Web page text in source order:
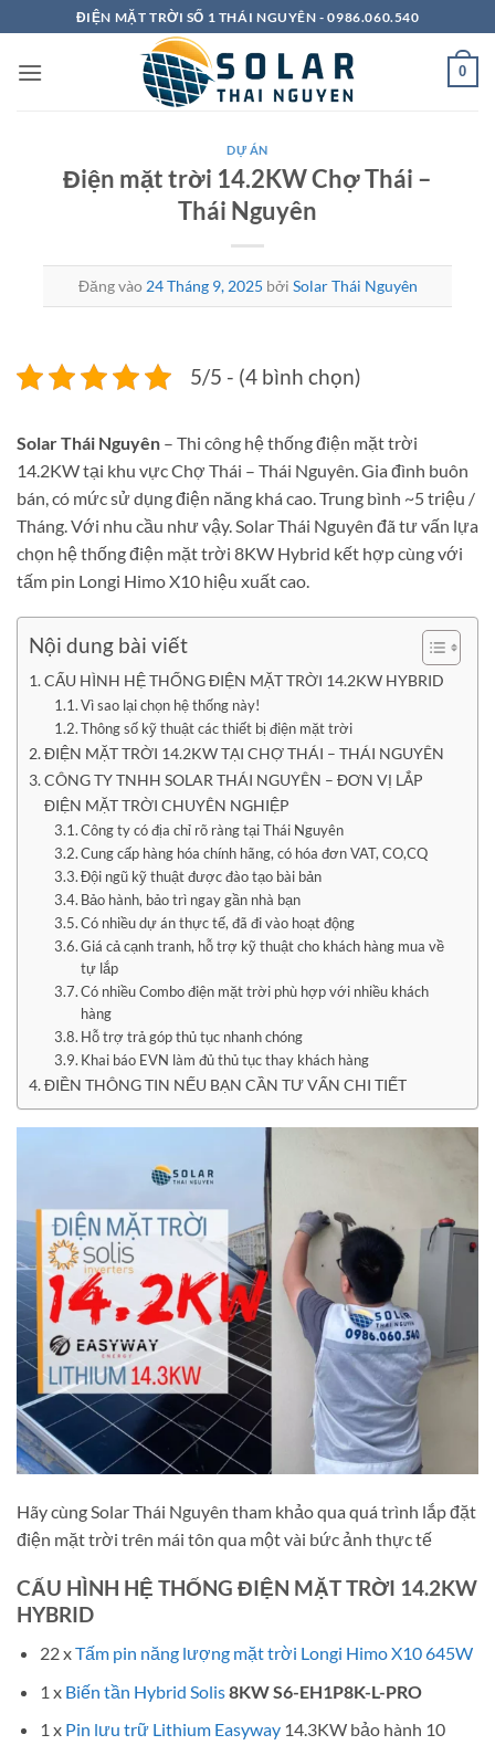
qua
nội
ĐIỆN MẶT TRỜI SỐ 1 THÁI NGUYÊN - 0986.060.540
0
DỰ ÁN
Điện mặt trời 14.2KW Chợ Thái –
Thái Nguyên
Đăng vào 24 Tháng 9, 2025 bởi Solar Thái Nguyên
5/5 - (4 bình chọn)
Solar Thái Nguyên – Thi công hệ thống điện mặt trời
14.2KW tại khu vực Chợ Thái – Thái Nguyên. Gia đình buôn
bán, có mức sử dụng điện năng khá cao. Trung bình ~5 triệu /
Tháng. Với nhu cầu như vậy. Solar Thái Nguyên đã tư vấn lựa
chọn hệ thống điện mặt trời 8KW Hybrid kết hợp cùng với
tấm pin Longi Himo X10 hiệu xuất cao.
Nội dung bài viết
CẤU HÌNH HỆ THỐNG ĐIỆN MẶT TRỜI 14.2KW HYBRID
Vì sao lại chọn hệ thống này!
Thông số kỹ thuật các thiết bị điện mặt trời
ĐIỆN MẶT TRỜI 14.2KW TẠI CHỢ THÁI – THÁI NGUYÊN
CÔNG TY TNHH SOLAR THÁI NGUYÊN – ĐƠN VỊ LẮP
ĐIỆN MẶT TRỜI CHUYÊN NGHIỆP
Công ty có địa chỉ rõ ràng tại Thái Nguyên
Cung cấp hàng hóa chính hãng, có hóa đơn VAT, CO,CQ
Đội ngũ kỹ thuật được đào tạo bài bản
Bảo hành, bảo trì ngay gần nhà bạn
Có nhiều dự án thực tế, đã đi vào hoạt động
Giá cả cạnh tranh, hỗ trợ kỹ thuật cho khách hàng mua về
tự lắp
Có nhiều Combo điện mặt trời phù hợp với nhiều khách
hàng
Hỗ trợ trả góp thủ tục nhanh chóng
Khai báo EVN làm đủ thủ tục thay khách hàng
ĐIỀN THÔNG TIN NẾU BẠN CẦN TƯ VẤN CHI TIẾT
Hãy cùng Solar Thái Nguyên tham khảo qua quá trình lắp đặt
điện mặt trời trên mái tôn qua một vài bức ảnh thực tế
CẤU HÌNH HỆ THỐNG ĐIỆN MẶT TRỜI 14.2KW
HYBRID
22 xTấm pin năng lượng mặt trời Longi Himo X10 645W
1 x Biến tần Hybrid Solis8KW S6-EH1P8K-L-PRO
1 x Pin lưu trữ Lithium Easyway14.3KW bảo hành 10